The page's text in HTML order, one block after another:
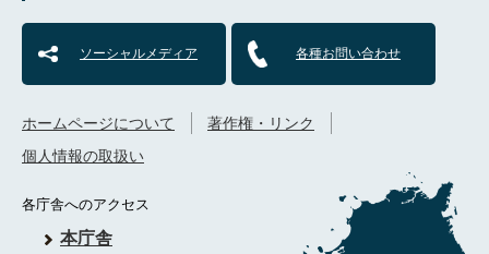
ソーシャルメディア 各種お問い合わせ
各庁舎へのアクセス
本庁舎
ホームページについて
著作権・リンク
個人情報の取扱い